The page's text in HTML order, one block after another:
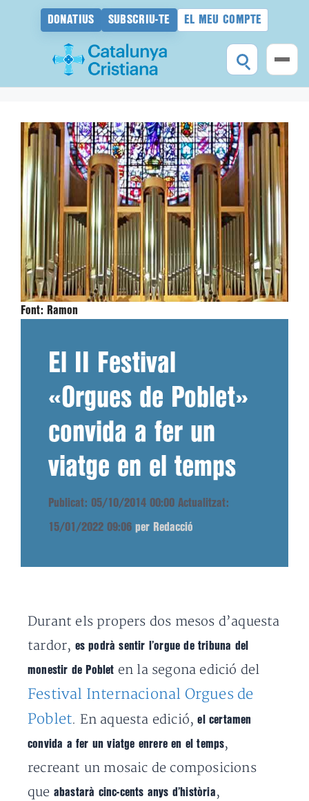
DONATIUS SUBSCRIU-TE EL MEU COMPTE
contingut
Font: Ramon
El II Festival
«Orgues de Poblet»
convida a fer un
viatge en el temps
Publicat: 05/10/2014 00:00 Actualitzat:
15/01/2022 09:06 per Redacció
Durant els propers dos mesos d’aquesta
tardor, es podrà sentir l’orgue de tribuna del
monestir de Poblet en la segona edició del
Festival Internacional Orgues de
Poblet. En aquesta edició,el certamen
convida a fer un viatge enrere en el temps,
recreant un mosaic de composicions
que abastarà cinc-cents anys d’història ,